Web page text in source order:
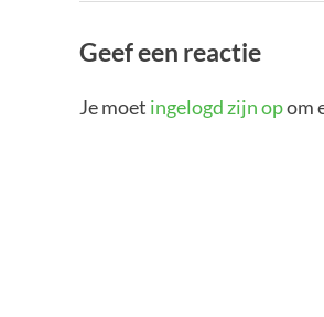
Geef een reactie
Je moet ingelogd zijn opom